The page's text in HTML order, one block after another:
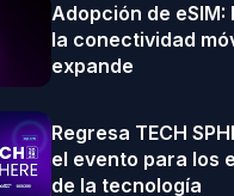
Adopción de eSIM:
la conectividad
expande
Regresa TECH
el evento para los
de la tecnología